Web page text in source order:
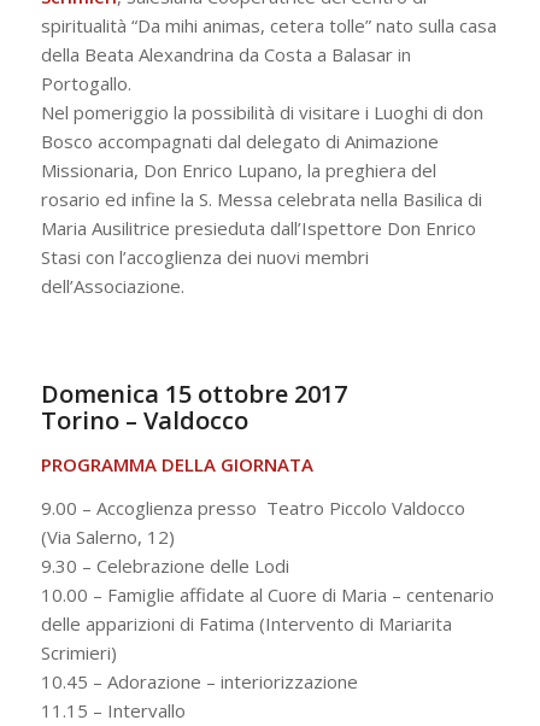
spiritualità “Da mihi animas, cetera tolle” nato sulla casa
della Beata Alexandrina da Costa a Balasar in
Portogallo.
Nel pomeriggio la possibilità di visitare i Luoghi di don
Bosco accompagnati dal delegato di Animazione
Missionaria, Don Enrico Lupano, la preghiera del
rosario ed infine la S. Messa celebrata nella Basilica di
Maria Ausilitrice presieduta dall’Ispettore Don Enrico
Stasi con l’accoglienza dei nuovi membri
dell’Associazione.
Domenica 15 ottobre 2017
Torino – Valdocco
PROGRAMMA DELLA GIORNATA
9.00 – Accoglienza presso Teatro Piccolo Valdocco
(Via Salerno, 12)
9.30 – Celebrazione delle Lodi
10.00 – Famiglie affidate al Cuore di Maria – centenario
delle apparizioni di Fatima (Intervento di Mariarita
Scrimieri)
10.45 – Adorazione – interiorizzazione
11.15 – Intervallo